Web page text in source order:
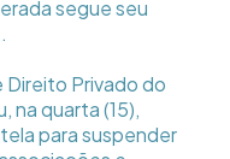
segue seu
Direito Privado do
na quarta (15),
para suspender